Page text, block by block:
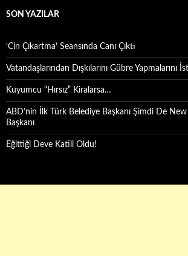
SON YAZILAR
‘Cin Çıkartma’ Seansında Canı Çıktı
Vatandaşlarından Dışkılarını Gübre Yapmalarını
Kuyumcu “Hırsız” Kiralarsa…
ABD’nin İlk Türk Belediye Başkanı Şimdi De
Başkanı
Eğittiği Deve Katili Oldu!